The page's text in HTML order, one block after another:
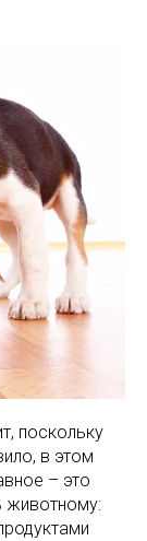
поскольку
в этом
– это
животному: